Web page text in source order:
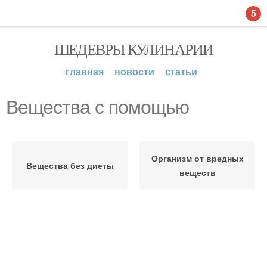
ШЕДЕВРЫ КУЛИНАРИИ
главная новости статьи
Вещества с помощью
Вещества без диеты
Организм от вредных
веществ
5